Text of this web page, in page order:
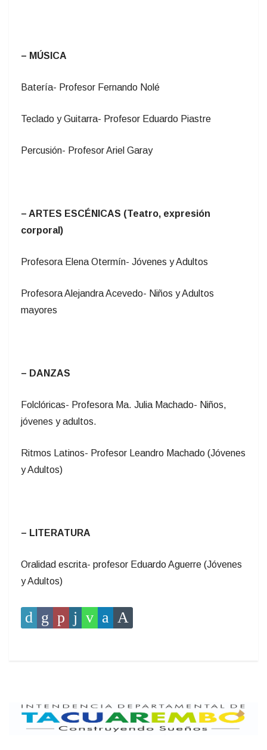
– MÚSICA
Batería- Profesor Fernando Nolé
Teclado y Guitarra- Profesor Eduardo Piastre
Percusión- Profesor Ariel Garay
– ARTES ESCÉNICAS (Teatro, expresión
corporal)
Profesora Elena Otermín- Jóvenes y Adultos
Profesora Alejandra Acevedo- Niños y Adultos
mayores
– DANZAS
Folclóricas- Profesora Ma. Julia Machado- Niños,
jóvenes y adultos.
Ritmos Latinos- Profesor Leandro Machado (Jóvenes
y Adultos)
– LITERATURA
Oralidad escrita- profesor Eduardo Aguerre (Jóvenes
y Adultos)